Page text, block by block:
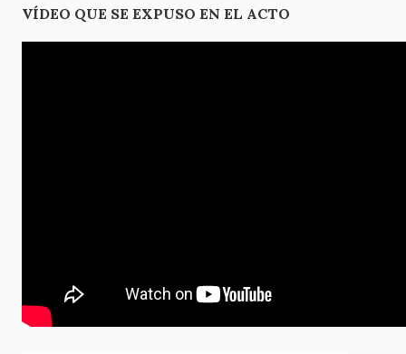
VÍDEO QUE SE EXPUSO EN EL ACTO